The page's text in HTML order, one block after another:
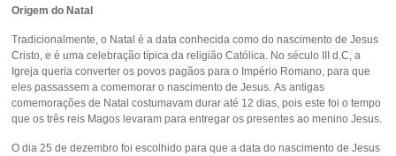
Origem do Natal
Tradicionalmente, o Natal é a data conhecida como do nascimento de Jesus
Cristo, e é uma celebração típica da religião Católica. No século III d.C, a
Igreja queria converter os povos pagãos para o Império Romano, para que
eles passassem a comemorar o nascimento de Jesus. As antigas
comemorações de Natal costumavam durar até 12 dias, pois este foi o tempo
que os três reis Magos levaram para entregar os presentes ao menino Jesus.
O dia 25 de dezembro foi escolhido para que a data do nascimento de Jesus